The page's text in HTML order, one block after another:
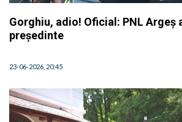
Gorghiu, adio! Oficial: PNL Argeș
președinte
23-06-2026, 20:45